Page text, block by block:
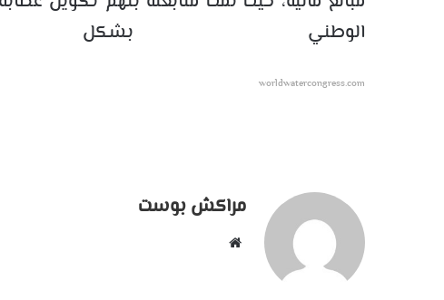
الوطني
worldwatercongress.com
مراكش بوست